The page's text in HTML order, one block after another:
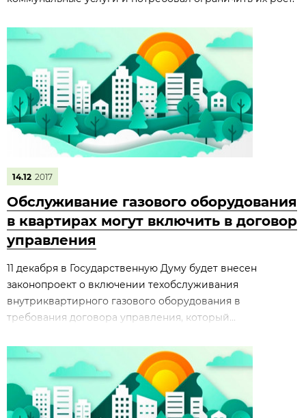
14.12 2017
Обслуживание газового оборудования
в квартирах могут включить в договор
управления
11 декабря в Государственную Думу будет внесен
законопроект о включении техобслуживания
внутриквартирного газового оборудования в
требования договора управления, который...